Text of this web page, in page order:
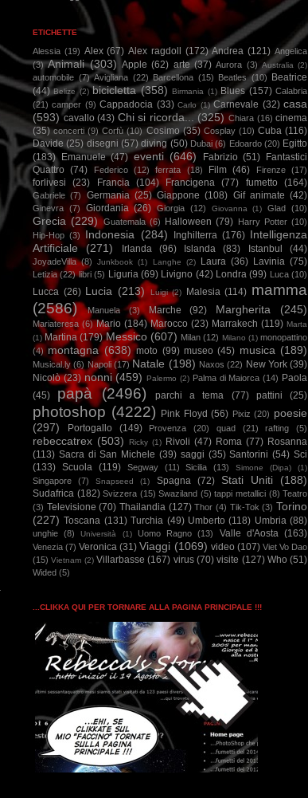
ETICHETTE
Alessia (19) Alex (67) Alex ragdoll (172) Andrea (121) Angelica
(3) Animali (303) Apple (62) arte (37) Aurora (3) Australia (2)
automobile (7) Avigliana (22) Barcellona (15) Beatles (10)
Beatrice
(44) Belize (2) bicicletta (358) Birmania (1) Blues (157) Calabria
(21) camper (9) Cappadocia (33) Carlo (1) Carnevale (32) casa
(593) cavallo (43) Chi si ricorda... (325) Chiara (16) cinema
(35) concerti (9) Corfù (10) Cosimo (35) Cosplay (10) Cuba (116)
Davide (25) disegni (57) diving (50) Dubai (6) Edoardo (20) Egitto
(183)
Emanuele (47) eventi (646) Fabrizio (51)
Fantastici
Quattro (74) Federico (12) ferrata (18) Film (46) Firenze (17)
forlivesi (23) Francia (104) Francigena (77) fumetto (164)
Gabriele (7) Germania (25) Giappone (108) Gif animate (42)
Ginevra (7) Giordania (26) Giorgia (12) Giovanna (1) Glad (10)
Grecia (229) Guatemala (6) Halloween (79) Harry Potter (10)
Hip-Hop (3) Indonesia (284) Inghilterra (176) Intelligenza
Artificiale
(271) Irlanda (96) Islanda (83) Istanbul (44)
JoyadeVilla (8) Junkbook (1) Langhe (2) Laura (36) Lavinia (75)
Letizia (22) libri (5) Liguria (69) Livigno (42) Londra (99) Luca (10)
Lucca (26) Lucia (213) Luigi (2) Malesia (114) mamma
(2586)
Manuela (3) Marche (92) Margherita (245)
Mariateresa (6) Mario (184) Marocco (23) Marrakech (119) Marta
(1) Martina (179) Messico (607) Milan (12) Milano (1) monopattino
(4) montagna (638) moto (99) museo (45) musica (189)
Musical.ly (6) Napoli (17) Natale (198) Naxos (22) New York (39)
Nicolò (23) nonni (459) Palermo (2) Palma di Maiorca (14) Paola
(45)
papà (2496) parchi a tema (77) pattini (25)
photoshop (4222) Pink Floyd (56) Pixiz (20) poesie
(297)
Portogallo (149) Provenza (20) quad (21) rafting (5)
rebeccatrex (503) Ricky (1) Rivoli (47) Roma (77) Rosanna
(113) Sacra di San Michele (39) saggi (35) Santorini (54) Sci
(133) Scuola (119) Segway (11) Sicilia (13) Simone (Dipa) (1)
Singapore (7) Snapseed (1) Spagna (72) Stati Uniti (188)
Sudafrica (182) Svizzera (15) Swaziland (5) tappi metallici (8) Teatro
(3) Televisione (70) Thailandia (127) Thor (4) Tik-Tok (3) Torino
(227) Toscana (131) Turchia (49) Umberto (118) Umbria (88)
unghie (8) Università (1) Uomo Ragno (13) Valle d'Aosta (163)
Venezia (7) Veronica (31) Viaggi (1069) video (107) Viet Vo Dao
(15) Vietnam (2) Villarbasse (167) virus (70) visite (127) Who (51)
Wided (5)
...CLIKKA QUI PER TORNARE ALLA PAGINA PRINCIPALE !!!